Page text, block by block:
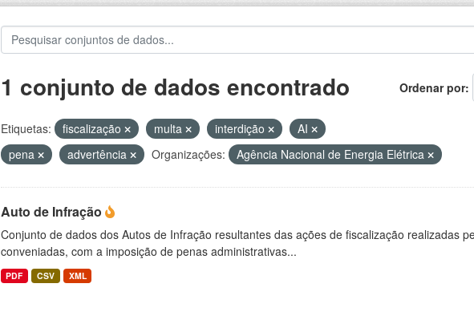
Ordenar por
1 conjunto de dados encontrado
Etiquetas: fiscalização multa interdição
AI
pena
advertência Organizações: Agência Nacional de Energia Elétrica
Auto de Infração
Conjunto de dados dos Autos de Infração resultantes das ações de fiscalização realizadas
conveniadas, com a imposição de penas administrativas...
PDF CSV XML